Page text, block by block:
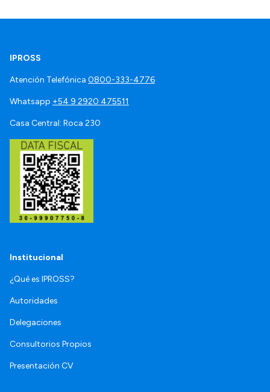
IPROSS
Atención Telefónica 0800-333-4776
Whatsapp +54 9 2920 475511
Casa Central: Roca 230
Institucional
¿Qué es IPROSS?
Autoridades
Delegaciones
Consultorios Propios
Presentación CV